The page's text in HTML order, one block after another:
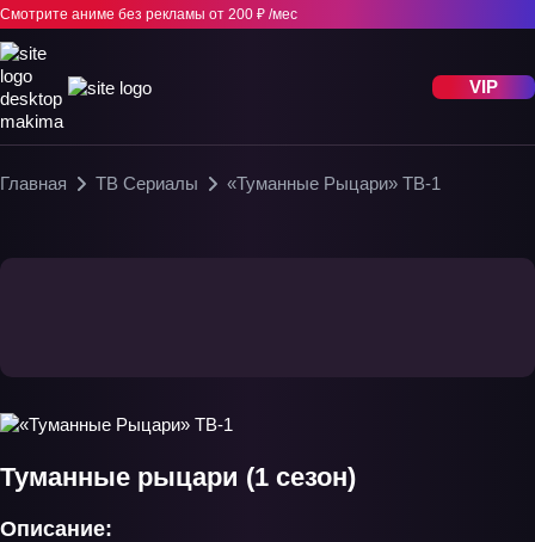
Смотрите аниме без рекламы от 200 ₽ /мес
VIP
Главная ТВ Сериалы «Туманные Рыцари» ТВ-1
Туманные рыцари (1 сезон)
Описание: